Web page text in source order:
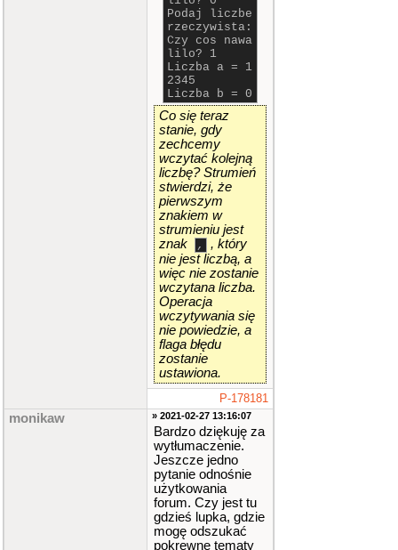
Podaj liczbe
rzeczywista:
Czy cos nawa
lilo? 1
Liczba a = 1
2345
Liczba b = 0
Co się teraz
stanie, gdy
zechcemy
wczytać kolejną
liczbę? Strumień
stwierdzi, że
pierwszym
znakiem w
strumieniu jest
znak
,
, który
nie jest liczbą, a
więc nie zostanie
wczytana liczba.
Operacja
wczytywania się
nie powiedzie, a
flaga błędu
zostanie
ustawiona.
P-178181
monikaw » 2021-02-27 13:16:07
Bardzo dziękuję za
wytłumaczenie.
Jeszcze jedno
pytanie odnośnie
użytkowania
forum. Czy jest tu
gdzieś lupka, gdzie
mogę odszukać
pokrewne tematy